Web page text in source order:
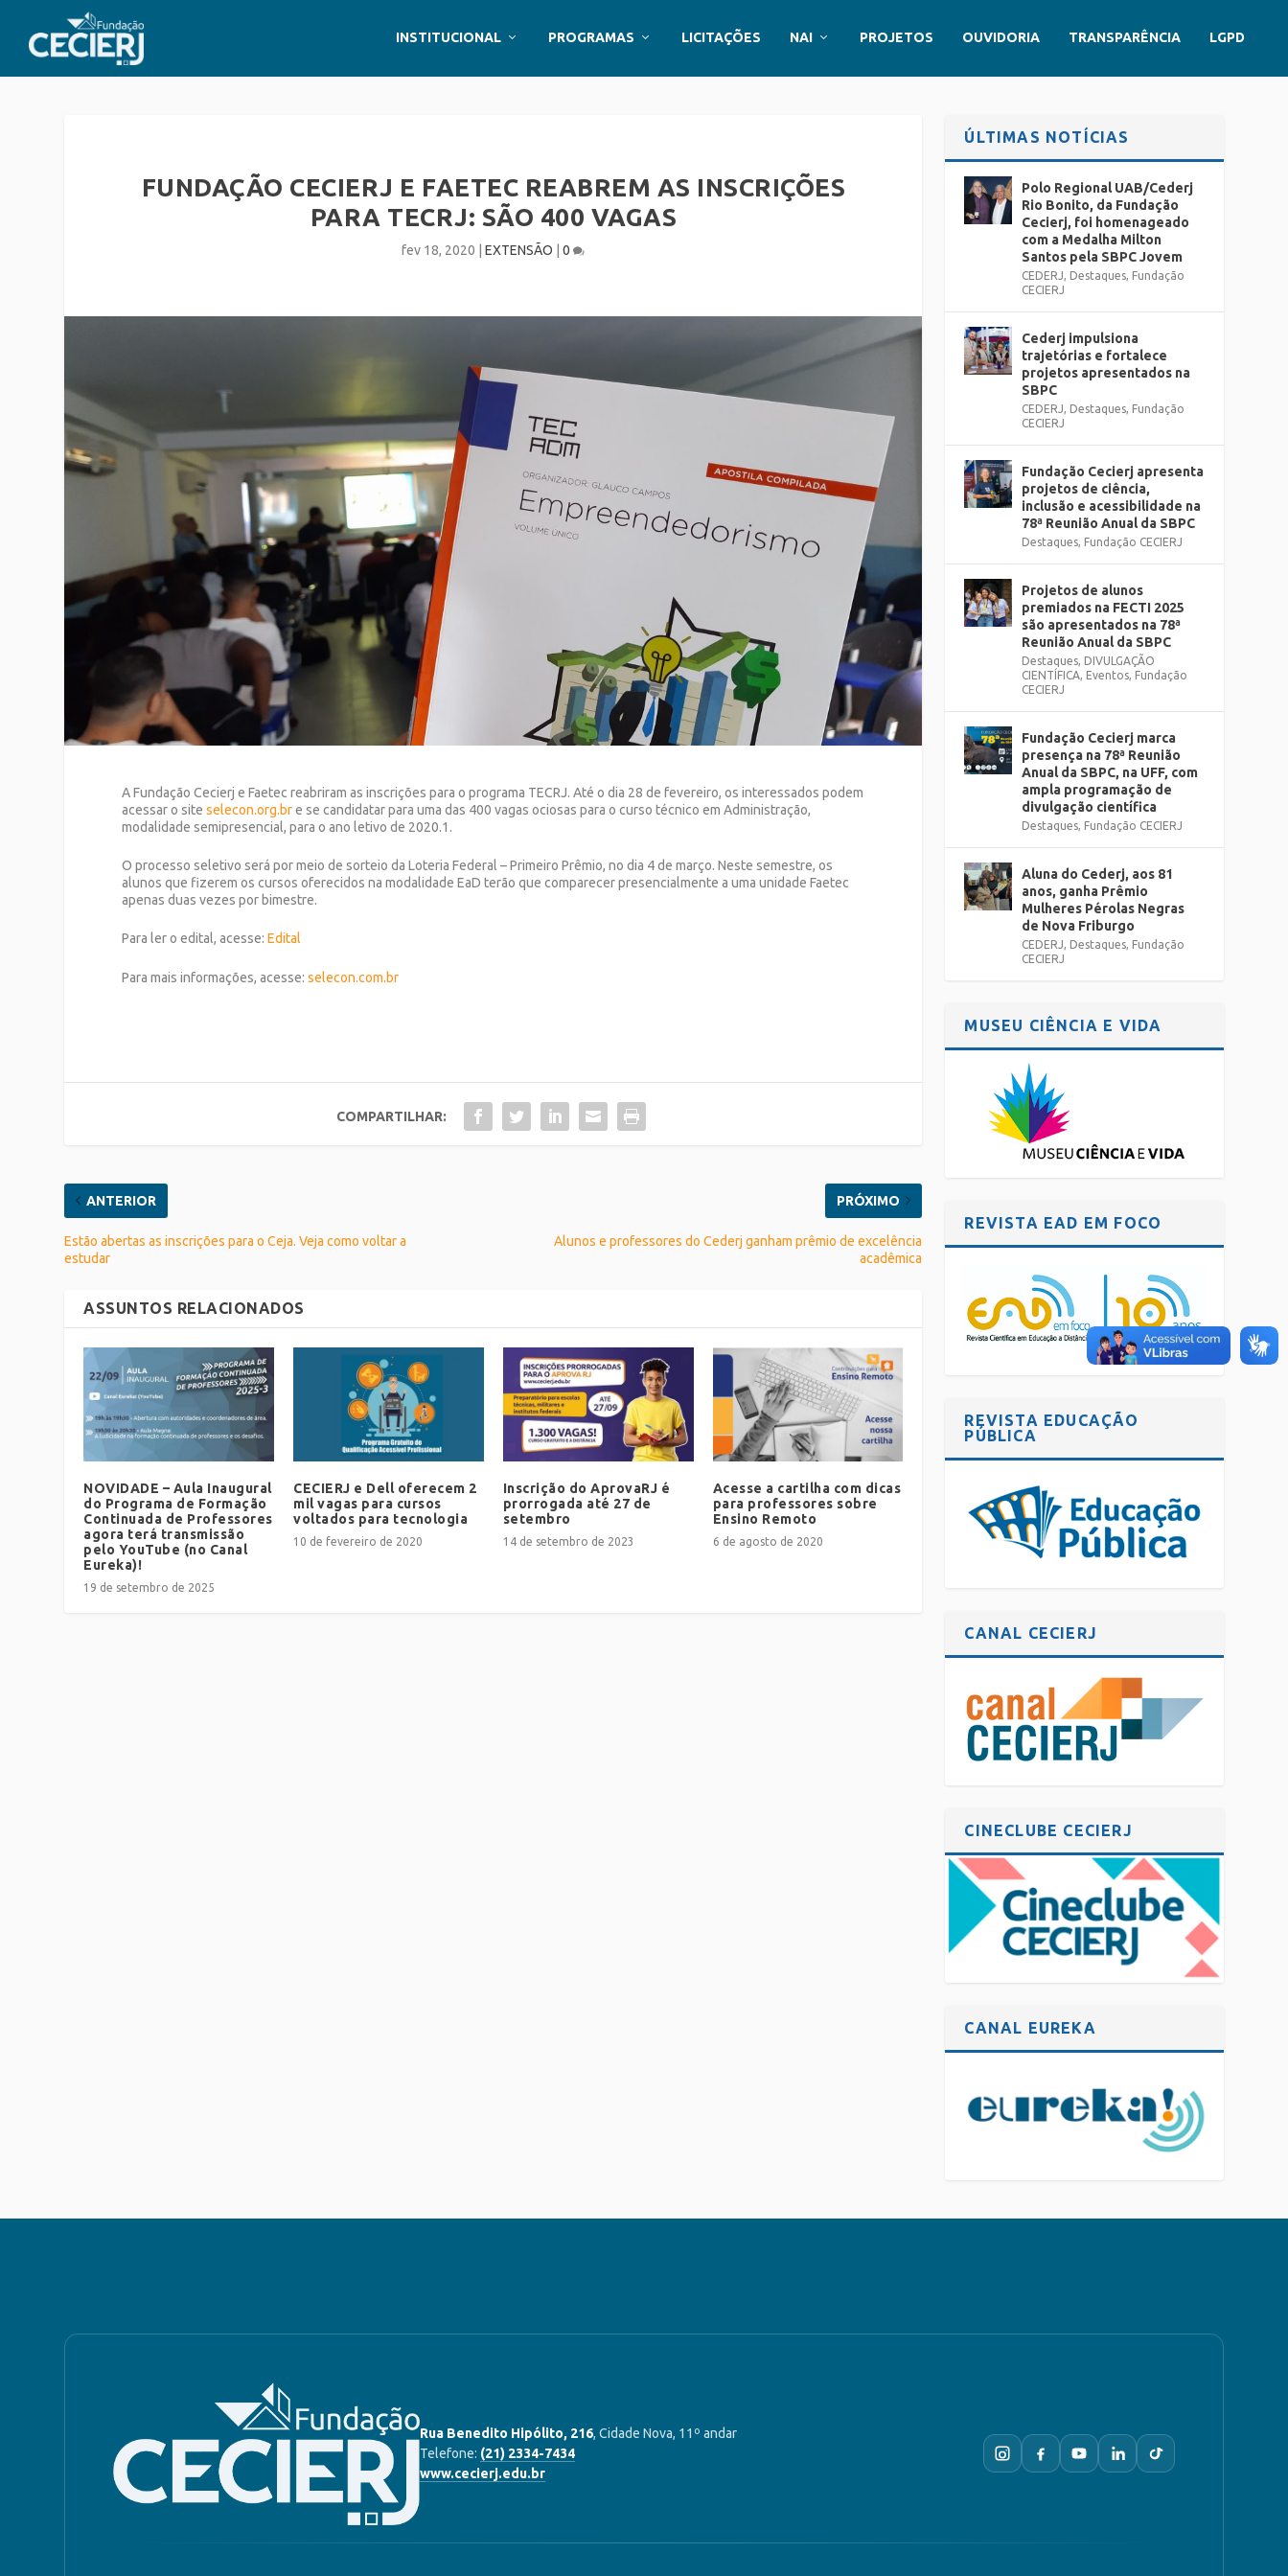
INSTITUCIONAL PROGRAMAS LICITAÇÕES NAI PROJETOS OUVIDORIA TRANSPARÊNCIA LGPD
FUNDAÇÃO CECIERJ E FAETEC REABREM AS INSCRIÇÕES
PARA TECRJ: SÃO 400 VAGAS
fev 18, 2020 |EXTENSÃO |0
A Fundação Cecierj e Faetec reabriram as inscrições para o programa TECRJ. Até o dia 28 de fevereiro, os interessados podem
acessar o siteselecon.org.bre se candidatar para uma das 400 vagas ociosas para o curso técnico em Administração,
modalidade semipresencial, para o ano letivo de 2020.1.
O processo seletivo será por meio de sorteio da Loteria Federal – Primeiro Prêmio, no dia 4 de março. Neste semestre, os
alunos que fizerem os cursos oferecidos na modalidade EaD terão que comparecer presencialmente a uma unidade Faetec
apenas duas vezes por bimestre.
Para ler o edital, acesse:Edital
Para mais informações, acesse:selecon.com.br
COMPARTILHAR:
ANTERIOR
Estão abertas as inscrições para o Ceja. Veja como voltar a
estudar
PRÓXIMO
Alunos e professores do Cederj ganham prêmio de excelência
acadêmica
ASSUNTOS RELACIONADOS
NOVIDADE – Aula Inaugural
do Programa de Formação
Continuada de Professores
agora terá transmissão
pelo YouTube (no Canal
Eureka)!
19 de setembro de 2025
CECIERJ e Dell oferecem 2
mil vagas para cursos
voltados para tecnologia
10 de fevereiro de 2020
Inscrição do AprovaRJ é
prorrogada até 27 de
setembro
14 de setembro de 2023
Acesse a cartilha com dicas
para professores sobre
Ensino Remoto
6 de agosto de 2020
ÚLTIMAS NOTÍCIAS
Polo Regional UAB/Cederj
Rio Bonito, da Fundação
Cecierj, foi homenageado
com a Medalha Milton
Santos pela SBPC Jovem
CEDERJ, Destaques, Fundação
CECIERJ
Cederj impulsiona
trajetórias e fortalece
projetos apresentados na
SBPC
CEDERJ, Destaques, Fundação
CECIERJ
Fundação Cecierj apresenta
projetos de ciência,
inclusão e acessibilidade na
78ª Reunião Anual da SBPC
Destaques, Fundação CECIERJ
Projetos de alunos
premiados na FECTI 2025
são apresentados na 78ª
Reunião Anual da SBPC
Destaques, DIVULGAÇÃO
CIENTÍFICA, Eventos, Fundação
CECIERJ
Fundação Cecierj marca
presença na 78ª Reunião
Anual da SBPC, na UFF, com
ampla programação de
divulgação científica
Destaques, Fundação CECIERJ
Aluna do Cederj, aos 81
anos, ganha Prêmio
Mulheres Pérolas Negras
de Nova Friburgo
CEDERJ, Destaques, Fundação
CECIERJ
MUSEU CIÊNCIA E VIDA
REVISTA EAD EM FOCO
REVISTA EDUCAÇÃO
PÚBLICA
CANAL CECIERJ
CINECLUBE CECIERJ
CANAL EUREKA
Rua Benedito Hipólito, 216, Cidade Nova, 11º andar
Telefone: (21) 2334-7434
www.cecierj.edu.br